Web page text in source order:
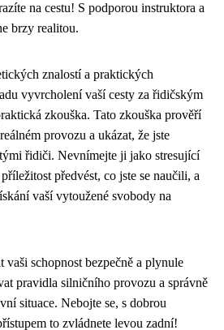
na cestu! S podporou instruktora a
brzy realitou.
znalostí a praktických
vyvrcholení vaší cesty za řidičským
zkouška. Tato zkouška prověří
provozu a ukázat, že jste
řidiči. Nevnímejte ji jako stresující
předvést, co jste se naučili, a
vaší vytoužené svobody na
schopnost bezpečně a plynule
pravidla silničního provozu a správně
situace. Nebojte se, s dobrou
to zvládnete levou zadní!